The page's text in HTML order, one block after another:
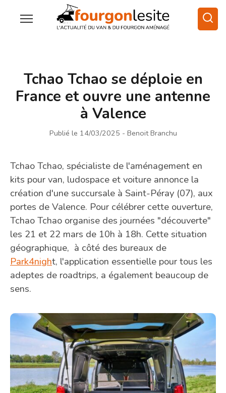
Tchao Tchao se déploie en
France et ouvre une antenne
à Valence
Publié le 14/03/2025 - Benoit Branchu
Tchao Tchao, spécialiste de l'aménagement en
kits pour van, ludospace et voiture annonce la
création d'une succursale à Saint-Péray (07), aux
portes de Valence. Pour célébrer cette ouverture,
Tchao Tchao organise des journées "découverte"
les 21 et 22 mars de 10h à 18h. Cette situation
géographique, à côté des bureaux de
Park4night, l'application essentielle pour tous les
adeptes de roadtrips, a également beaucoup de
sens.